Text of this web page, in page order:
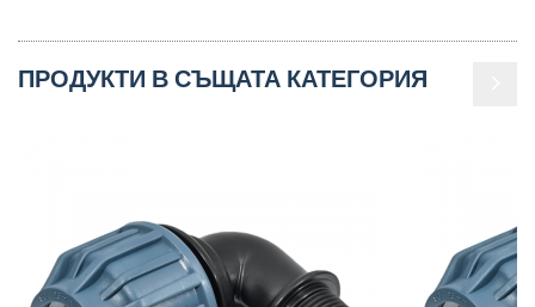
ПРОДУКТИ В СЪЩАТА КАТЕГОРИЯ